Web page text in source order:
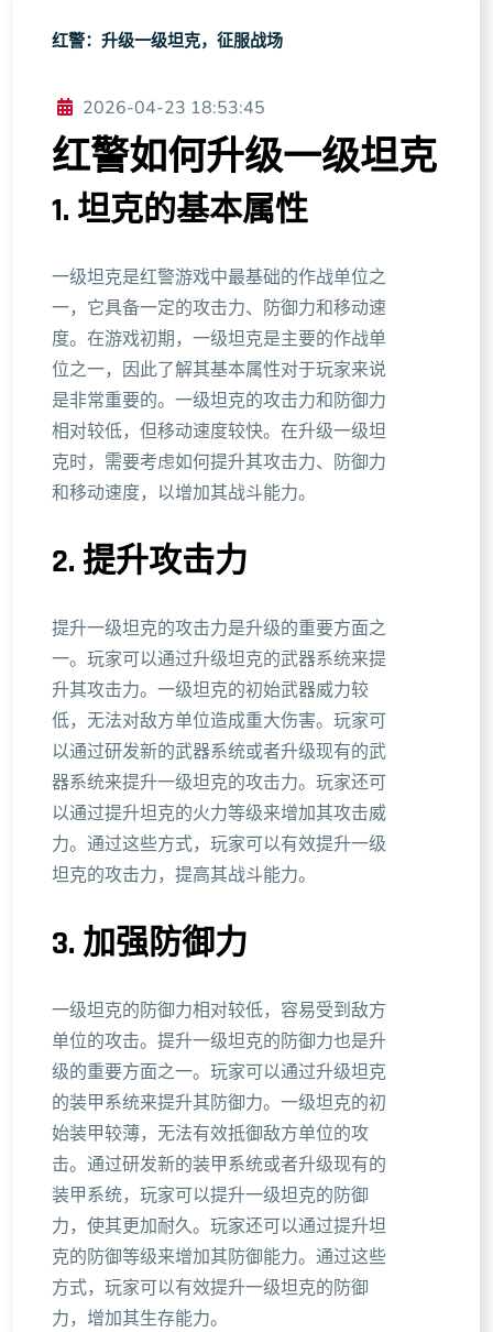
红警：升级一级坦克，征服战场
2026-04-23 18:53:45
红警如何升级一级坦克
1. 坦克的基本属性
一级坦克是红警游戏中最基础的作战单位之
一，它具备一定的攻击力、防御力和移动速
度。在游戏初期，一级坦克是主要的作战单
位之一，因此了解其基本属性对于玩家来说
是非常重要的。一级坦克的攻击力和防御力
相对较低，但移动速度较快。在升级一级坦
克时，需要考虑如何提升其攻击力、防御力
和移动速度，以增加其战斗能力。
2. 提升攻击力
提升一级坦克的攻击力是升级的重要方面之
一。玩家可以通过升级坦克的武器系统来提
升其攻击力。一级坦克的初始武器威力较
低，无法对敌方单位造成重大伤害。玩家可
以通过研发新的武器系统或者升级现有的武
器系统来提升一级坦克的攻击力。玩家还可
以通过提升坦克的火力等级来增加其攻击威
力。通过这些方式，玩家可以有效提升一级
坦克的攻击力，提高其战斗能力。
3. 加强防御力
一级坦克的防御力相对较低，容易受到敌方
单位的攻击。提升一级坦克的防御力也是升
级的重要方面之一。玩家可以通过升级坦克
的装甲系统来提升其防御力。一级坦克的初
始装甲较薄，无法有效抵御敌方单位的攻
击。通过研发新的装甲系统或者升级现有的
装甲系统，玩家可以提升一级坦克的防御
力，使其更加耐久。玩家还可以通过提升坦
克的防御等级来增加其防御能力。通过这些
方式，玩家可以有效提升一级坦克的防御
力，增加其生存能力。